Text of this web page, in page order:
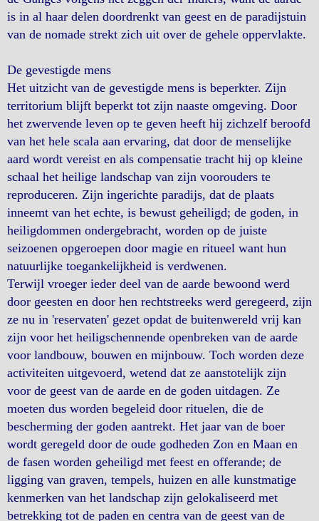
is in al haar delen doordrenkt van geest en de paradijstuin
van de nomade strekt zich uit over de gehele oppervlakte.
De gevestigde mens
Het uitzicht van de gevestigde mens is beperkter. Zijn
territorium blijft beperkt tot zijn naaste omgeving. Door
het zwervende leven op te geven heeft hij zichzelf beroofd
van het hele scala aan ervaring, dat door de menselijke
aard wordt vereist en als compensatie tracht hij op kleine
schaal het heilige landschap van zijn voorouders te
reproduceren. Zijn ingerichte paradijs, dat de plaats
inneemt van het echte, is bewust geheiligd; de goden, in
heiligdommen ondergebracht, worden op de juiste
seizoenen opgeroepen door magie en ritueel want hun
natuurlijke toegankelijkheid is verdwenen.
Terwijl vroeger ieder deel van de aarde bewoond werd
door geesten en door hen rechtstreeks werd geregeerd, zijn
ze nu in 'reservaten' gezet opdat de buitenwereld vrij kan
zijn voor het heiligschennende openbreken van de aarde
voor landbouw, bouwen en mijnbouw. Toch worden deze
activiteiten uitgevoerd, wetend dat ze aanstotelijk zijn
voor de geest van de aarde en de goden uitdagen. Ze
moeten dus worden begeleid door rituelen, die de
bescherming der goden aantrekt. Het jaar van de boer
wordt geregeld door de oude godheden Zon en Maan en
de fasen worden geheiligd met feest en offerande; de
ligging van graven, tempels, huizen en alle kunstmatige
kenmerken van het landschap zijn gelokaliseerd met
betrekking tot de paden en centra van de geest van de